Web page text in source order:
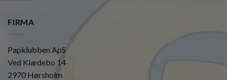
FIRMA
Papklubben ApS
Ved Klædebo 14
2970 Hørsholm